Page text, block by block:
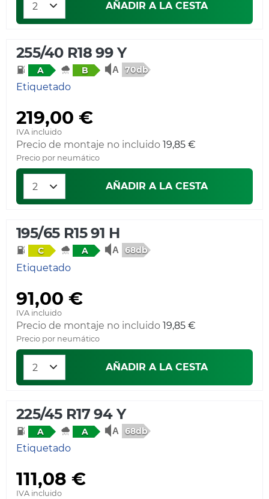
AÑADIR A LA CESTA
255/40 R18 99 Y
A B 70db
Etiquetado
219,00 €
IVA incluido
Precio de montaje no incluido 19,85 €
Precio por neumático
AÑADIR A LA CESTA
195/65 R15 91 H
C A 68db
Etiquetado
91,00 €
IVA incluido
Precio de montaje no incluido 19,85 €
Precio por neumático
AÑADIR A LA CESTA
225/45 R17 94 Y
A A 68db
Etiquetado
111,08 €
IVA incluido